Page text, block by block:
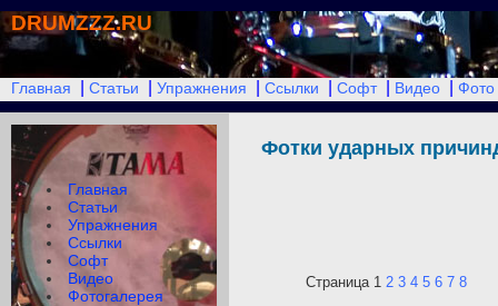
DRUMZZZ.RU
Главная Статьи Упражнения Ссылки Софт Видео Фото
Фотки ударных
Страница 1 2 3 4 5 6 7 8
Главная
Статьи
Упражнения
Ссылки
Софт
Видео
Фотогалерея